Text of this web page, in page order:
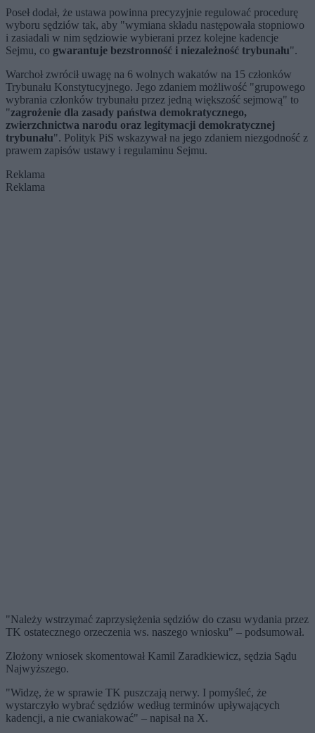
Poseł dodał, że ustawa powinna precyzyjnie regulować procedurę
wyboru sędziów tak, aby "wymiana składu następowała stopniowo
i zasiadali w nim sędziowie wybierani przez kolejne kadencje
Sejmu, co gwarantuje bezstronność i niezależność trybunału".
Warchoł zwrócił uwagę na 6 wolnych wakatów na 15 członków
Trybunału Konstytucyjnego. Jego zdaniem możliwość "grupowego
wybrania członków trybunału przez jedną większość sejmową" to
"zagrożenie dla zasady państwa demokratycznego,
zwierzchnictwa narodu oraz legitymacji demokratycznej
trybunału". Polityk PiS wskazywał na jego zdaniem niezgodność z
prawem zapisów ustawy i regulaminu Sejmu.
Reklama
Reklama
"Należy wstrzymać zaprzysiężenia sędziów do czasu wydania przez
TK ostatecznego orzeczenia ws. naszego wniosku" – podsumował.
Złożony wniosek skomentował Kamil Zaradkiewicz, sędzia Sądu
Najwyższego.
"Widzę, że w sprawie TK puszczają nerwy. I pomyśleć, że
wystarczyło wybrać sędziów według terminów upływających
kadencji, a nie cwaniakować" – napisał na X.